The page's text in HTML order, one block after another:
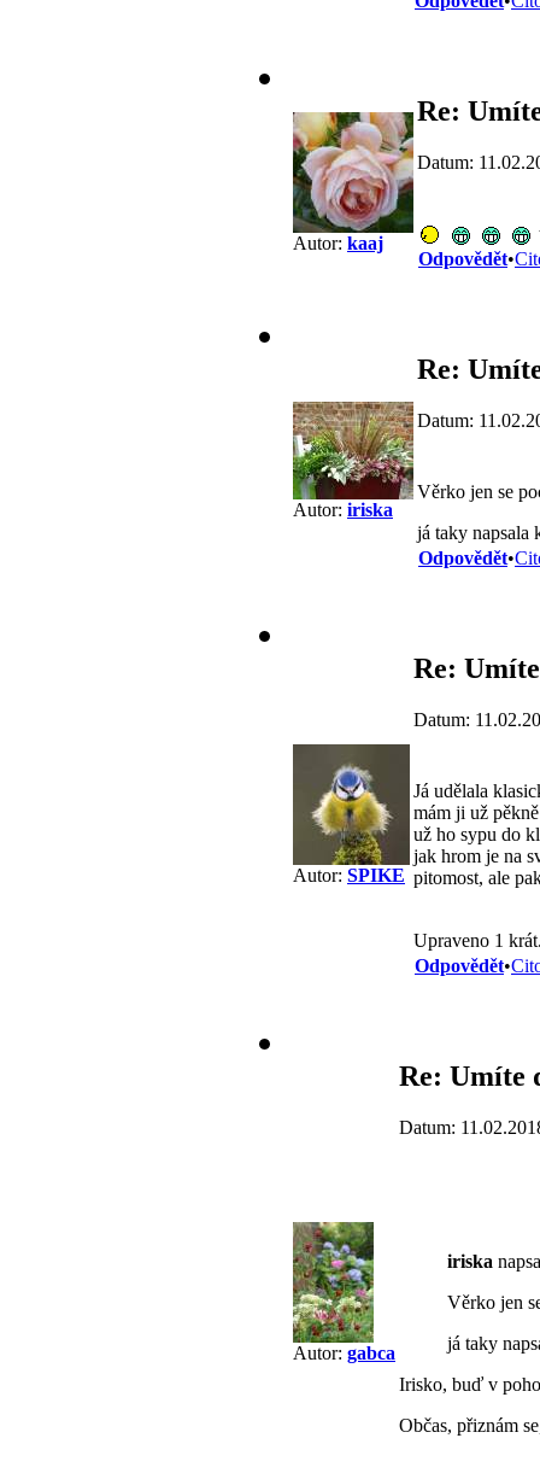
Autor: kaaj
Re:
Datum:
Odpovědět•
Autor: iriska
Re:
Datum:
Věrko jen se
já taky napsala
Odpovědět•
Autor: SPIKE
Re:
Datum:
Já udělala
mám ji už
už ho sypu do
jak hrom je na
pitomost, ale
Upraveno 1
Odpovědět•
Autor: gabca
Re: Umíte
Datum:
iriska
Věrko jen
já taky
Irisko, buď v
Občas, přiznám